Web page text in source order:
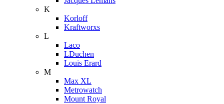
K
Korloff
Kraftworxs
L
Laco
LDuchen
Louis Erard
M
Max XL
Metrowatch
Mount Royal